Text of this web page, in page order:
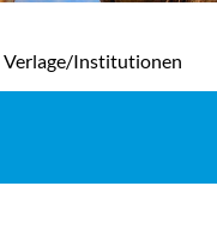
Verlage/Institutionen